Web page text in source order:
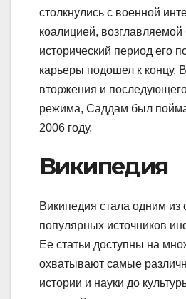
столкнулись с военной
коалицией,
исторический период его
карьеры подошел к концу.
вторжения и
режима, Саддам был
2006 году.
Википедия
Википедия стала одним из
популярных источников
Ее статьи доступны на
охватывают самые
истории и науки до